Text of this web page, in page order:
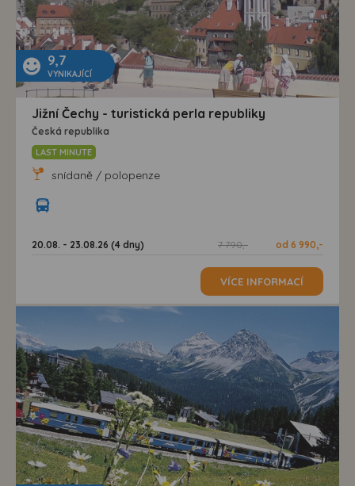
9,7
VYNIKAJÍCÍ
Jižní Čechy - turistická perla republiky
Česká republika
LAST MINUTE
snídaně / polopenze
20.08. - 23.08.26 (4 dny) 7 790,- od 6 990,-
VÍCE INFORMACÍ